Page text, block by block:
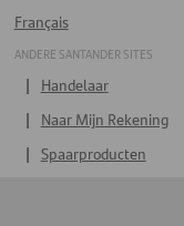
Français
ANDERE SANTANDER SITES
Handelaar
Naar Mijn Rekening
Spaarproducten